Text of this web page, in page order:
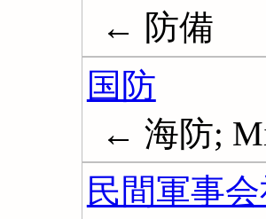
← 防備
国防
← 海防;
民間軍事